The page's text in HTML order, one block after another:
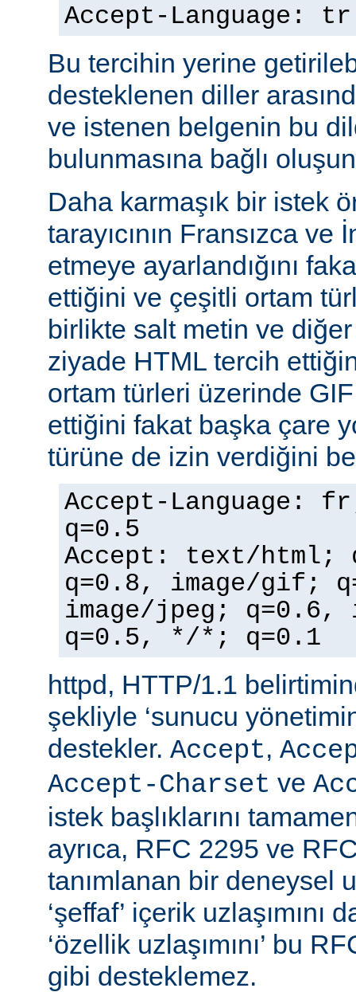
Accept-Language: tr
Bu tercihin yerine
desteklenen diller
ve istenen belgenin bu
bulunmasına bağlı
Daha karmaşık bir istek
tarayıcının Fransızca
etmeye ayarlandığını
ettiğini ve çeşitli ortam
birlikte salt metin ve
ziyade HTML tercih
ortam türleri üzerinde
ettiğini fakat başka çare
türüne de izin verdiğini
Accept-Language:
q=0.5
Accept: text/html;
q=0.8, image/gif;
image/jpeg; q=0.6,
q=0.5, */*; q=0.1
httpd, HTTP/1.1
şekliyle ‘sunucu
destekler. Accept,
Accept-Charset ve
istek başlıklarını
ayrıca, RFC 2295 ve
tanımlanan bir deneysel
‘şeffaf’ içerik uzlaşımını
‘özellik uzlaşımını’ bu
gibi desteklemez.